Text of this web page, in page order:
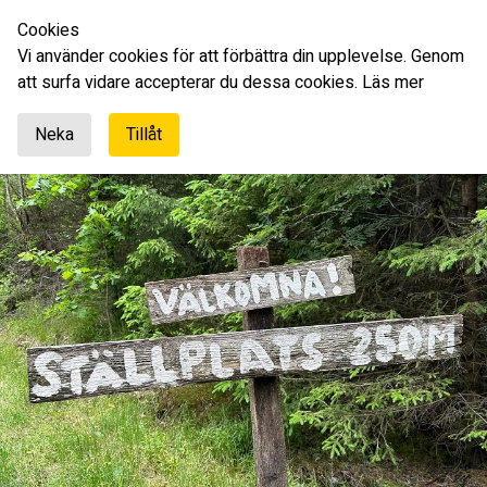
Cookies
Vi använder cookies för att förbättra din upplevelse. Genom
att surfa vidare accepterar du dessa cookies. Läs mer
Neka
Tillåt